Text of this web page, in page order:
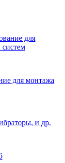
для
для монтажа
и др.